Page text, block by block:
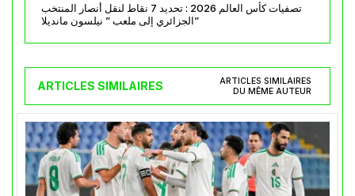
تصفيات كأس العالم 2026 : تحديد 7 نقاط لنقل أنصار المنتخب
الجزائري إلى ملعب ” نيلسون مانديلا”
ARTICLES SIMILAIRES
ARTICLES SIMILAIRES
DU MÊME AUTEUR